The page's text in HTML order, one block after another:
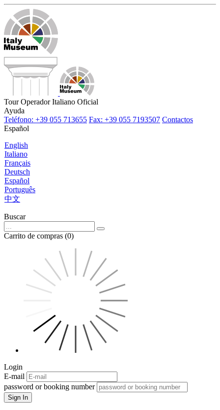
Tour Operador Italiano Oficial
Ayuda
Teléfono: +39 055 713655 Fax: +39 055 7193507 Contactos
Español
English
Italiano
Français
Deutsch
Español
Português
中文
Buscar
Carrito de compras (0)
Login
E-mail
password or booking number
Sign In